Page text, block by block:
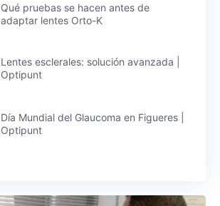
Qué pruebas se hacen antes de
adaptar lentes Orto-K
Lentes esclerales: solución avanzada |
Optipunt
Día Mundial del Glaucoma en Figueres |
Optipunt